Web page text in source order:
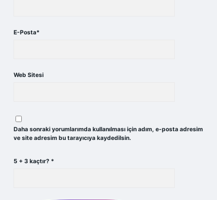
E-Posta*
Web Sitesi
Daha sonraki yorumlarımda kullanılması için adım, e-posta adresim
ve site adresim bu tarayıcıya kaydedilsin.
5 + 3 kaçtır? *